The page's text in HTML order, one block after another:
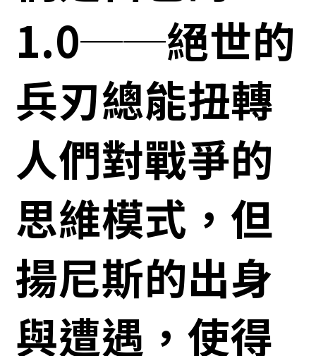
1.0──絕世的
兵刃總能扭轉
人們對戰爭的
思維模式，但
揚尼斯的出身
與遭遇，使得